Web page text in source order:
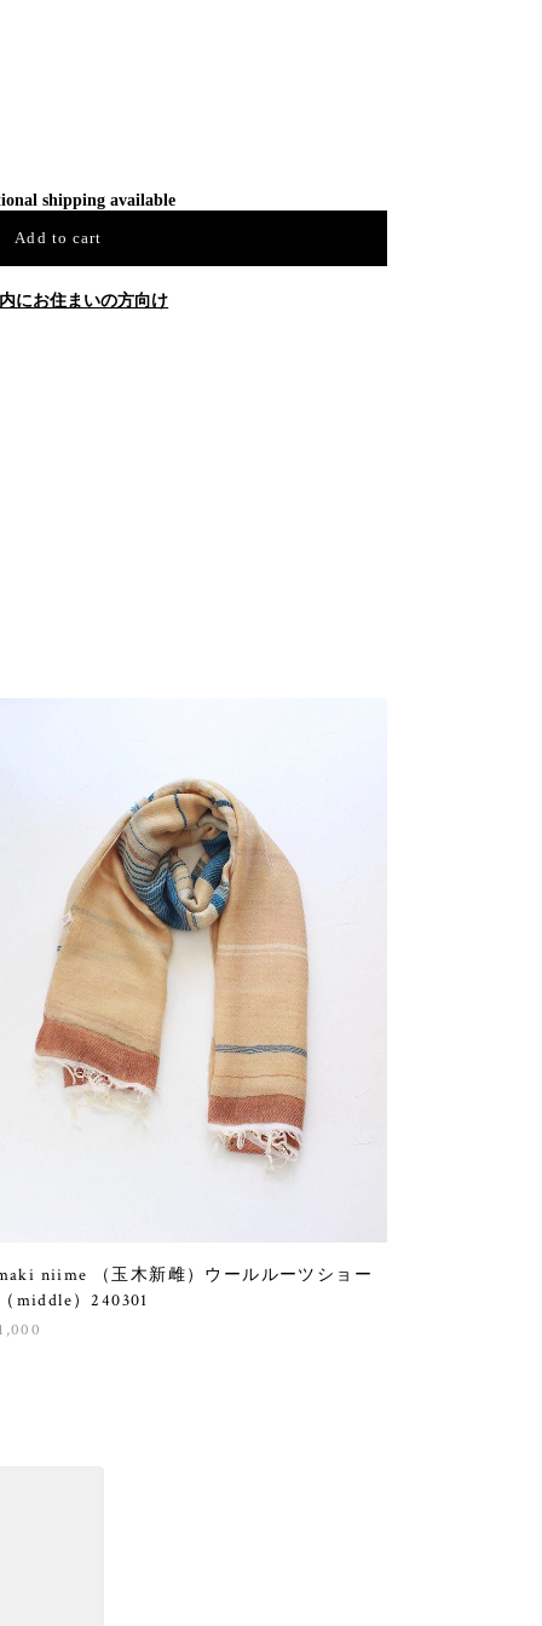
shipping available
Add to cart
にお住まいの方向け
niime （玉木新雌）ウールルーツショー
middle）240301